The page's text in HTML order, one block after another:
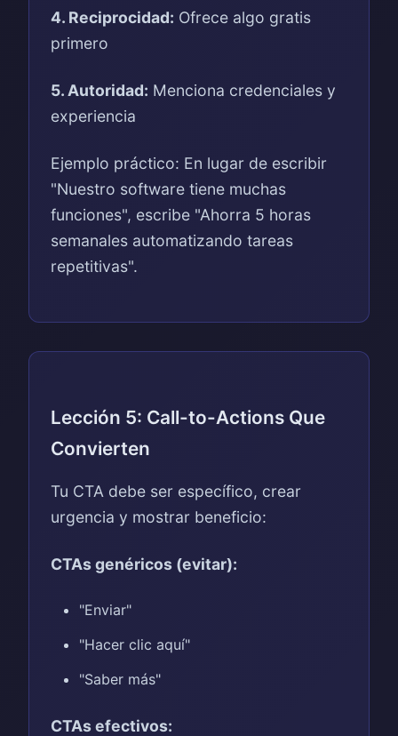
4. Reciprocidad: Ofrece algo gratis
primero
5. Autoridad: Menciona credenciales y
experiencia
Ejemplo práctico: En lugar de escribir
"Nuestro software tiene muchas
funciones", escribe "Ahorra 5 horas
semanales automatizando tareas
repetitivas".
Lección 5: Call-to-Actions Que
Convierten
Tu CTA debe ser específico, crear
urgencia y mostrar beneficio:
CTAs genéricos (evitar):
"Enviar"
"Hacer clic aquí"
"Saber más"
CTAs efectivos: